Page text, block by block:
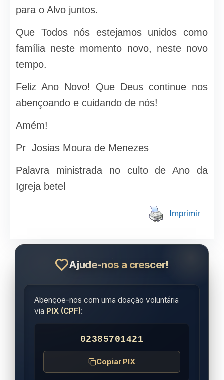
para o Alvo juntos.
Que Todos nós estejamos unidos como
família neste momento novo, neste novo
tempo.
Feliz Ano Novo! Que Deus continue nos
abençoando e cuidando de nós!
Amém!
Pr Josias Moura de Menezes
Palavra ministrada no culto de Ano da
Igreja betel
Imprimir
Ajude-nos a crescer!
Abençoe-nos com uma doação voluntária
via PIX (CPF):
02385701421
Copiar PIX